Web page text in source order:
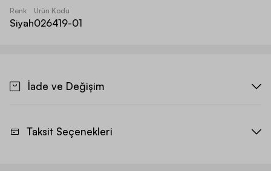
Renk
Siyah
Ürün Kodu
026419-01
İade ve Değişim
Taksit Seçenekleri